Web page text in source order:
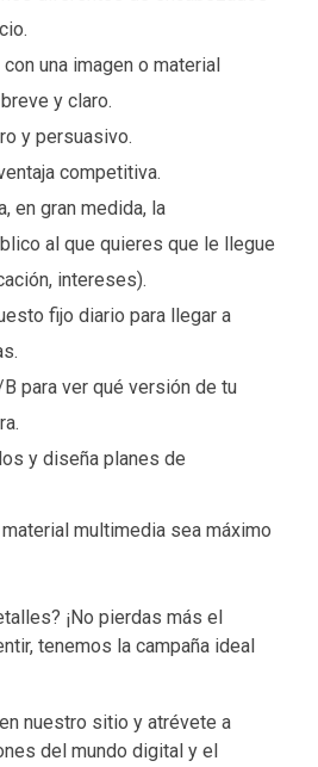
una imagen o material
y claro.
y persuasivo.
competitiva.
en gran medida, la
al que quieres que le llegue
intereses).
fijo diario para llegar a
para ver qué versión de tu
y diseña planes de
multimedia sea máximo
¡No pierdas más el
tenemos la campaña ideal
nuestro sitio y atrévete a
del mundo digital y el